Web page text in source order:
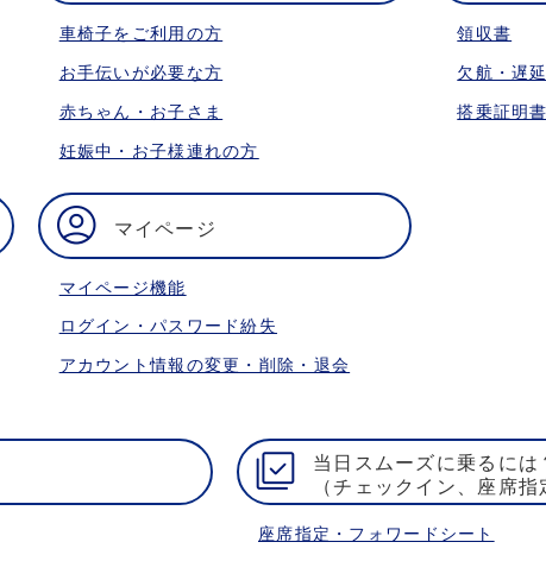
車椅子をご利用の方
お手伝いが必要な方
赤ちゃん・お子さま
妊娠中・お子様連れの方
領収書
欠航・遅
搭乗証明書
マイページ
マイページ機能
ログイン・パスワード紛失
アカウント情報の変更・削除・退会
当日スムーズに乗るには
（チェックイン、座席指
座席指定・フォワードシート